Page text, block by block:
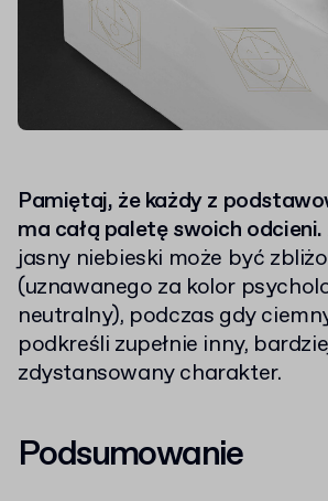
Pamiętaj, że każdy z
ma całą paletę swoich odcieni.
jasny niebieski może być
(uznawanego za kolor
neutralny), podczas gdy
podkreśli zupełnie inny,
zdystansowany charakter.
Podsumowanie